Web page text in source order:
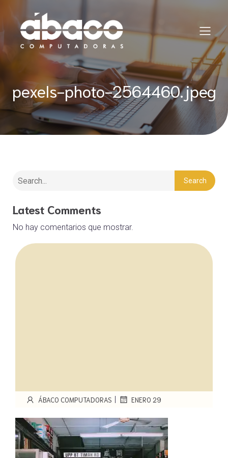
pexels-photo-2564460.jpeg
Search
Latest Comments
No hay comentarios que mostrar.
ÁBACO COMPUTADORAS | ENERO 29